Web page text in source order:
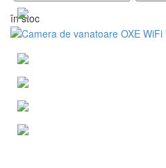
în stoc